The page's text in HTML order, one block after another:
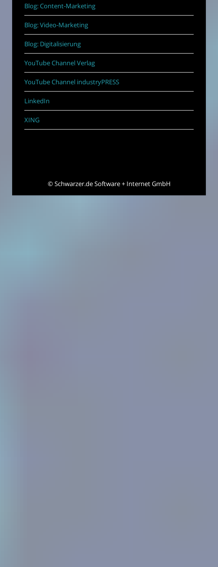
Blog: Content-Marketing
Blog: Video-Marketing
Blog: Digitalisierung
YouTube Channel Verlag
YouTube Channel industryPRESS
LinkedIn
XING
©Schwarzer.de Software + Internet GmbH